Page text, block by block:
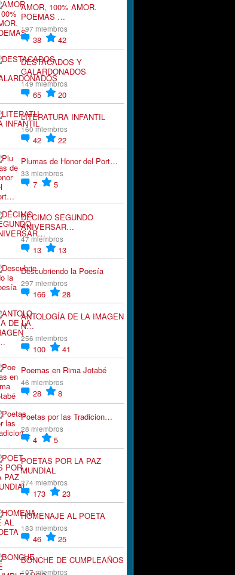
AMOR, 100% AMOR.
POEMAS …
197 miembros
38
42
DESTACADOS Y
GALARDONADOS
149 miembros
65
20
LITERATURA INFANTIL
160 miembros
42
22
Plumas de Honor del Port…
33 miembros
7 5
DÉCIMO SEGUNDO
ANIVERSAR…
47 miembros
13
13
Descubriendo la Poesía
297 miembros
166
28
ANTOLOGÍA DE LA IMAGEN
N…
256 miembros
100
41
Poemas en Rima Jotabé
46 miembros
28 8
Poetas por las Tradicion…
28 miembros
4
5
POETAS POR LA PAZ
MUNDIAL
274 miembros
173
23
HOMENAJE AL POETA
183 miembros
46
25
BONCHE DE CUMPLEAÑOS
107 miembros